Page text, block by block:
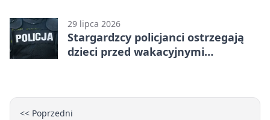
29 lipca 2026
Stargardzcy policjanci ostrzegają
dzieci przed wakacyjnymi
<< Poprzedni